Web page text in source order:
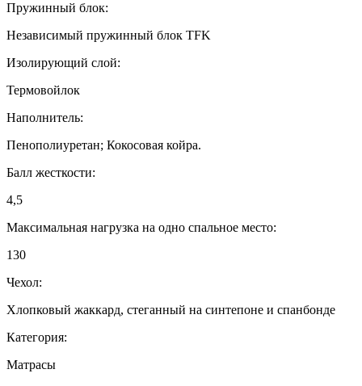
Пружинный блок:
Независимый пружинный блок TFK
Изолирующий слой:
Термовойлок
Наполнитель:
Пенополиуретан; Кокосовая койра.
Балл жесткости:
4,5
Максимальная нагрузка на одно спальное место:
130
Чехол:
Хлопковый жаккард, стеганный на синтепоне и спанбонде
Категория:
Матрасы